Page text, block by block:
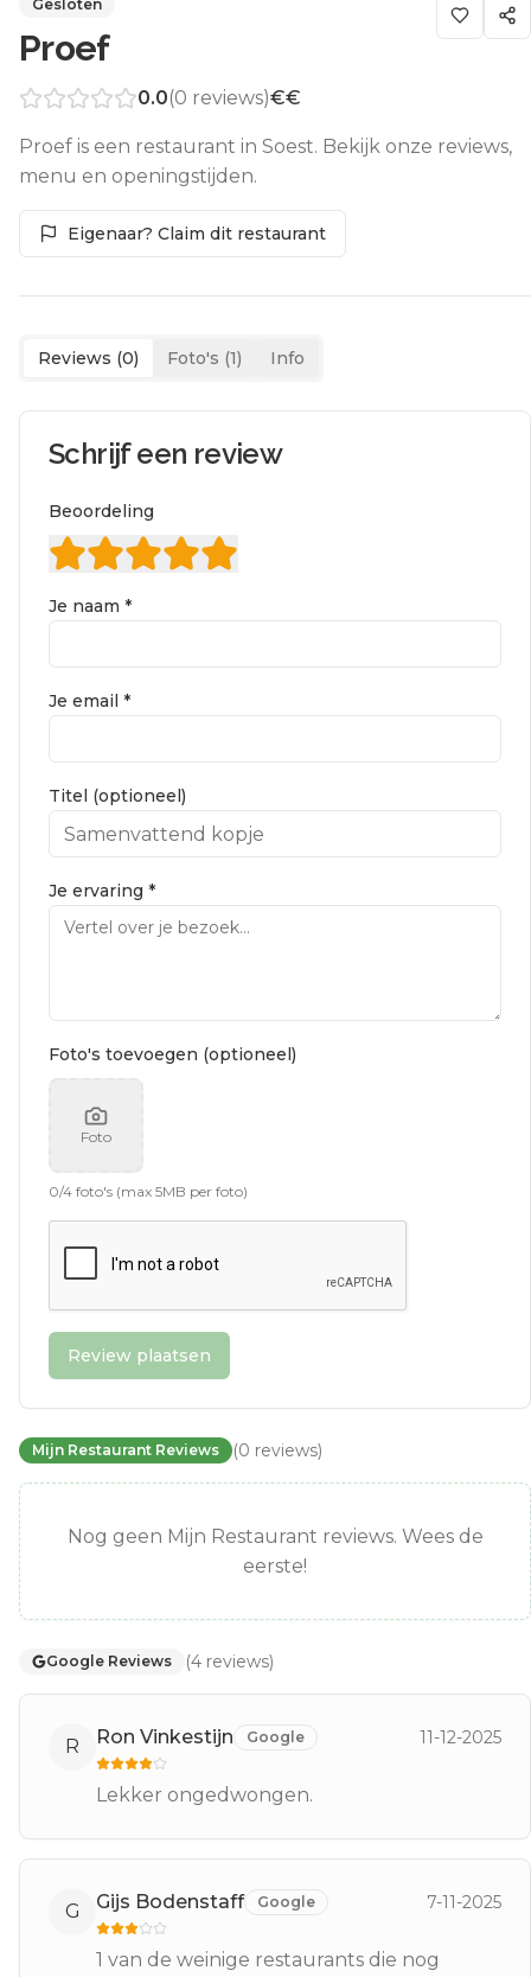
Gesloten
Proef
0.0(0 reviews)€€
Proef is een restaurant in Soest. Bekijk onze reviews,
menu en openingstijden.
Eigenaar? Claim dit restaurant
Reviews (0) Foto's (1) Info
Schrijf een review
Beoordeling
Je naam *
Je email *
Titel (optioneel)
Je ervaring *
Foto's toevoegen (optioneel)
Foto
0/4 foto's (max 5MB per foto)
Review plaatsen
Mijn Restaurant Reviews (0 reviews)
Nog geen Mijn Restaurant reviews. Wees de
eerste!
Google Reviews (4 reviews)
R Ron Vinkestijn Google 11-12-2025
Lekker ongedwongen.
G Gijs Bodenstaff Google 7-11-2025
1 van de weinige restaurants die nog